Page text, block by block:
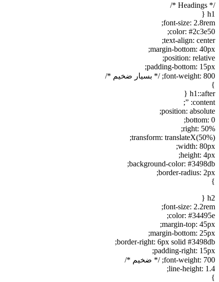
/* Headings */
h1 {
font-size: 2.8rem;
color: #2c3e50;
text-align: center;
margin-bottom: 40px;
position: relative;
padding-bottom: 15px;
font-weight: 800; /* بسیار ضخیم */
}
h1::after {
content: ”;
position: absolute;
bottom: 0;
right: 50%;
transform: translateX(50%);
width: 80px;
height: 4px;
background-color: #3498db;
border-radius: 2px;
}
h2 {
font-size: 2.2rem;
color: #34495e;
margin-top: 45px;
margin-bottom: 25px;
border-right: 6px solid #3498db;
padding-right: 15px;
font-weight: 700; /* ضخیم */
line-height: 1.4;
}